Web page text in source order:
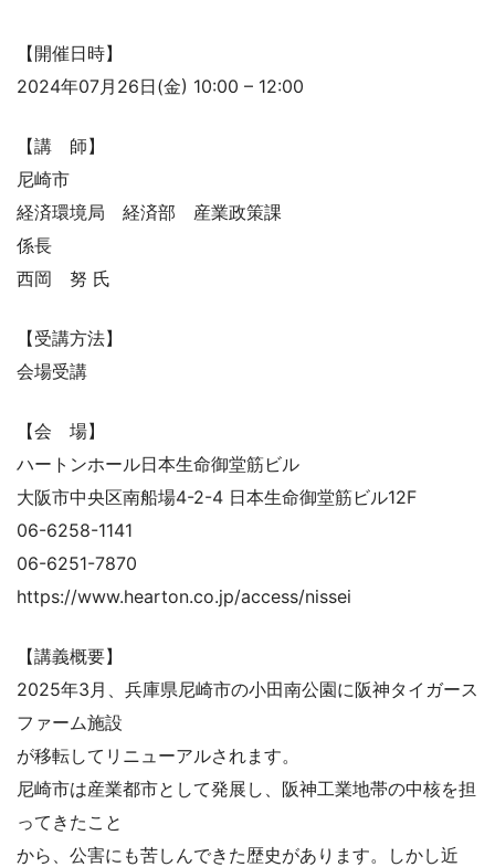
【開催日時】
2024年07月26日(金) 10:00 – 12:00
【講 師】
尼崎市
経済環境局 経済部 産業政策課
係長
西岡 努 氏
【受講方法】
会場受講
【会 場】
ハートンホール日本生命御堂筋ビル
大阪市中央区南船場4-2-4 日本生命御堂筋ビル12F
06-6258-1141
06-6251-7870
https://www.hearton.co.jp/access/nissei
【講義概要】
2025年3月、兵庫県尼崎市の小田南公園に阪神タイガース
ファーム施設
が移転してリニューアルされます。
尼崎市は産業都市として発展し、阪神工業地帯の中核を担
ってきたこと
から、公害にも苦しんできた歴史があります。しかし近